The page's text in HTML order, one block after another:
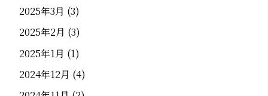
2025年3月 (3)
2025年2月 (3)
2025年1月 (1)
2024年12月 (4)